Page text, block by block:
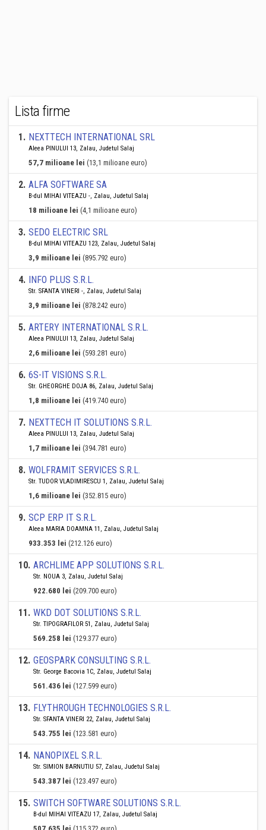
Lista firme
1. NEXTTECH INTERNATIONAL SRL
Aleea PINULUI 13, Zalau, Judetul Salaj
57,7 milioane lei (13,1 milioane euro)
2. ALFA SOFTWARE SA
B-dul MIHAI VITEAZU -, Zalau, Judetul Salaj
18 milioane lei (4,1 milioane euro)
3. SEDO ELECTRIC SRL
B-dul MIHAI VITEAZU 123, Zalau, Judetul Salaj
3,9 milioane lei (895.792 euro)
4. INFO PLUS S.R.L.
Str. SFANTA VINERI -, Zalau, Judetul Salaj
3,9 milioane lei (878.242 euro)
5. ARTERY INTERNATIONAL S.R.L.
Aleea PINULUI 13, Zalau, Judetul Salaj
2,6 milioane lei (593.281 euro)
6. 6S-IT VISIONS S.R.L.
Str. GHEORGHE DOJA 86, Zalau, Judetul Salaj
1,8 milioane lei (419.740 euro)
7. NEXTTECH IT SOLUTIONS S.R.L.
Aleea PINULUI 13, Zalau, Judetul Salaj
1,7 milioane lei (394.781 euro)
8. WOLFRAMIT SERVICES S.R.L.
Str. TUDOR VLADIMIRESCU 1, Zalau, Judetul Salaj
1,6 milioane lei (352.815 euro)
9. SCP ERP IT S.R.L.
Aleea MARIA DOAMNA 11, Zalau, Judetul Salaj
933.353 lei (212.126 euro)
10. ARCHLIME APP SOLUTIONS S.R.L.
Str. NOUA 3, Zalau, Judetul Salaj
922.680 lei (209.700 euro)
11. WKD DOT SOLUTIONS S.R.L.
Str. TIPOGRAFILOR 51, Zalau, Judetul Salaj
569.258 lei (129.377 euro)
12. GEOSPARK CONSULTING S.R.L.
Str. George Bacovia 1C, Zalau, Judetul Salaj
561.436 lei (127.599 euro)
13. FLYTHROUGH TECHNOLOGIES S.R.L.
Str. SFANTA VINERI 22, Zalau, Judetul Salaj
543.755 lei (123.581 euro)
14. NANOPIXEL S.R.L.
Str. SIMION BARNUTIU 57, Zalau, Judetul Salaj
543.387 lei (123.497 euro)
15. SWITCH SOFTWARE SOLUTIONS S.R.L.
B-dul MIHAI VITEAZU 17, Zalau, Judetul Salaj